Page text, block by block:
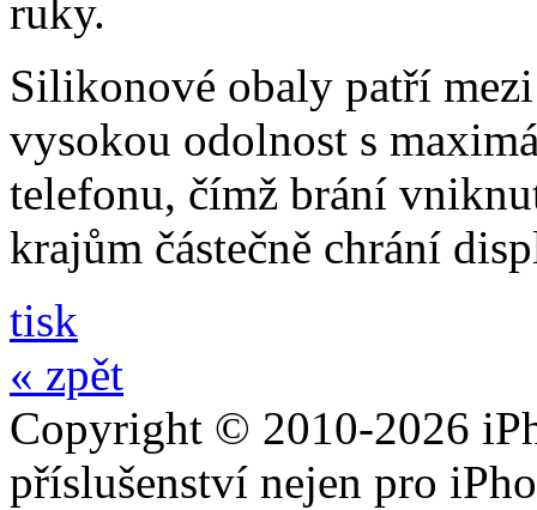
ruky.
Silikonové obaly patří
vysokou odolnost s
telefonu, čímž brání
krajům částečně chrání
tisk
« zpět
Copyright © 2010-2026
příslušenství nejen pro